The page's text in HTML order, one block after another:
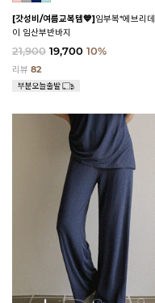
[갓성비/여름교복템💙]임부복*에브리데
이 임산부반바지
21,900 19,700 10%
리뷰 82